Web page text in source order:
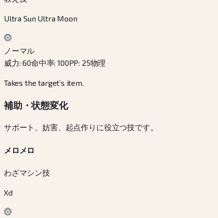
Ultra Sun Ultra Moon
ノーマル
威力:60命中率:100PP: 25物理
Takes the target’s item.
補助・状態変化
サポート、妨害、起点作りに役立つ技です。
メロメロ
わざマシン技
Xd